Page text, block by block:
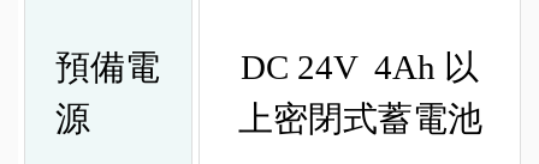
預備電
源
DC 24V 4Ah 以
上密閉式蓄電池